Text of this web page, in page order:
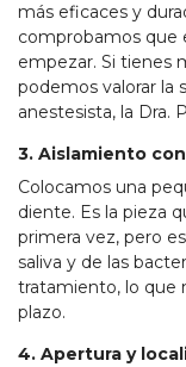
más eficaces y
comprobamos que
empezar. Si tienes
podemos valorar la
anestesista, la Dra.
3. Aislamiento
Colocamos una
diente. Es la pieza
primera vez, pero
saliva y de las
tratamiento, lo que
plazo.
4. Apertura y